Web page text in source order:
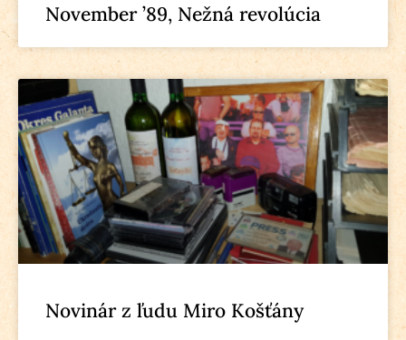
November ’89, Nežná revolúcia
Novinár z ľudu Miro Košťány